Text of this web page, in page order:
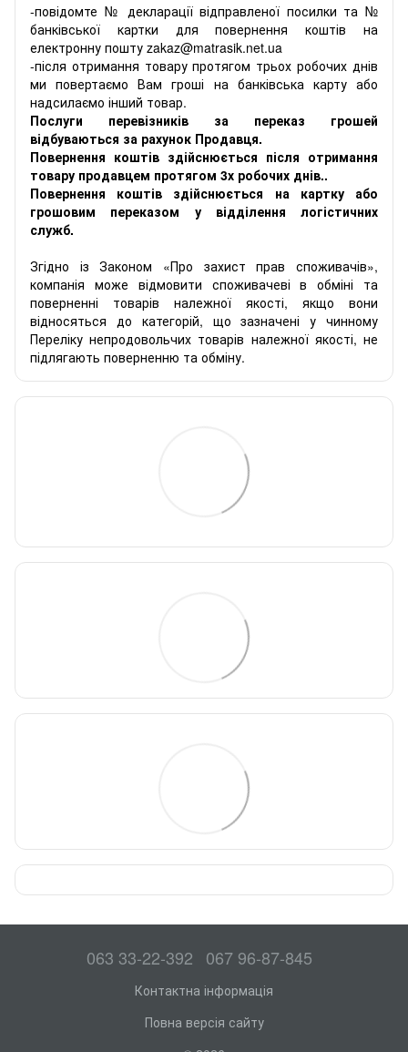
-повідомте № декларації відправленої посилки та №
банківської картки для повернення коштів на
електронну пошту zakaz@matrasik.net.ua
-після отримання товару протягом трьох робочих днів
ми повертаємо Вам гроші на банківська карту або
надсилаємо інший товар.
Послуги перевізників за переказ грошей
відбуваються за рахунок Продавця.
Повернення коштів здійснюється після отримання
товару продавцем протягом 3х робочих днів..
Повернення коштів здійснюється на картку або
грошовим переказом у відділення логістичних
служб.
Згідно із Законом «Про захист прав споживачів»,
компанія може відмовити споживачеві в обміні та
поверненні товарів належної якості, якщо вони
відносяться до категорій, що зазначені у чинному
Переліку непродовольчих товарів належної якості, не
підлягають поверненню та обміну.
063 33-22-392 067 96-87-845
Контактна інформація
Повна версія сайту